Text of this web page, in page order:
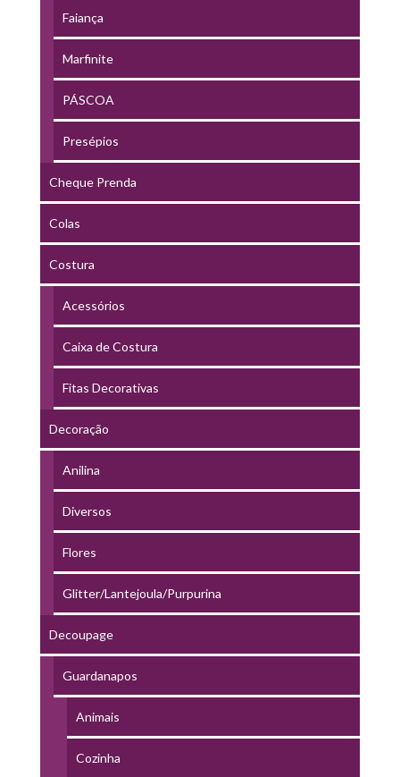
Faiança
Marfinite
PÁSCOA
Presépios
Cheque Prenda
Colas
Costura
Acessórios
Caixa de Costura
Fitas Decorativas
Decoração
Anilina
Diversos
Flores
Glitter/Lantejoula/Purpurina
Decoupage
Guardanapos
Animais
Cozinha